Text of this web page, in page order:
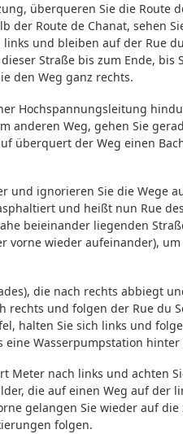
überqueren Sie die Route
der Route de Chanat, sehen
und bleiben auf der Rue
Straße bis zum Ende,
den Weg ganz rechts.
Hochspannungsleitung
anderen Weg, gehen Sie
überquert der Weg einen
und ignorieren Sie die Wege
und heißt nun Rue
beieinander liegenden
vorne wieder aufeinander),
die nach rechts abbiegt
rechts und folgen der Rue du
halten Sie sich links und
Wasserpumpstation
Meter nach links und achten
die auf einen Weg auf der
gelangen Sie wieder auf
folgen.